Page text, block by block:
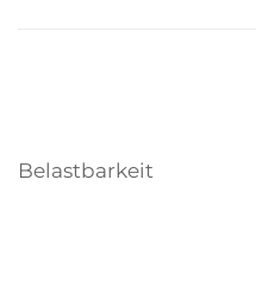
Belastbarkeit